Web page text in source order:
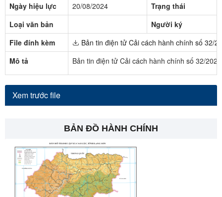
Ngày hiệu lực
20/08/2024
Trạng thái
Loại văn bản
Người ký
File đính kèm
Bản tin điện tử Cải cách hành chính số 32/
Mô tả
Bản tin điện tử Cải cách hành chính số 32/
Xem trước file
BẢN ĐỒ HÀNH CHÍNH